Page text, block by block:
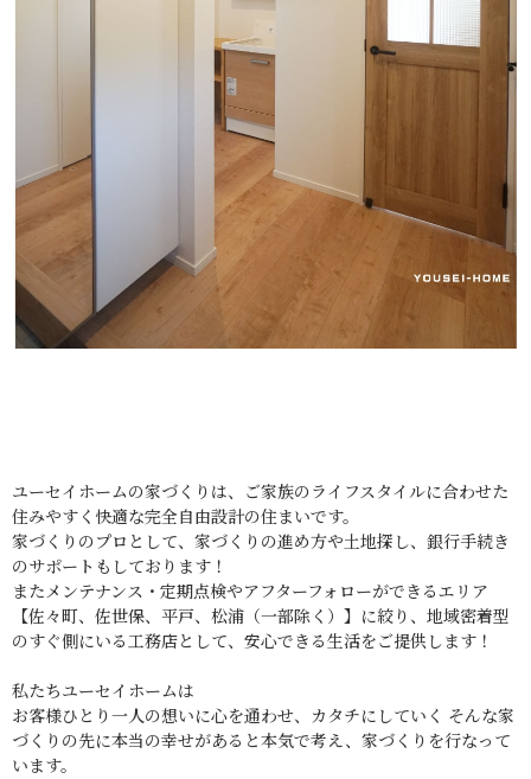
ユーセイホームの家づくりは、ご家族のライフスタイルに合わせた
住みやすく快適な完全自由設計の住まいです。
家づくりのプロとして、家づくりの進め方や土地探し、銀行手続き
のサポートもしております！
またメンテナンス・定期点検やアフターフォローができるエリア
【佐々町、佐世保、平戸、松浦（一部除く）】に絞り、地域密着型
のすぐ側にいる工務店として、安心できる生活をご提供します！
私たちユーセイホームは
お客様ひとり一人の想いに心を通わせ、カタチにしていく そんな家
づくりの先に本当の幸せがあると本気で考え、家づくりを行なって
います。